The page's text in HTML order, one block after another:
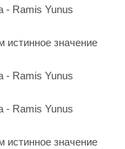
- Ramis Yunus
значение
- Ramis Yunus
- Ramis Yunus
значение